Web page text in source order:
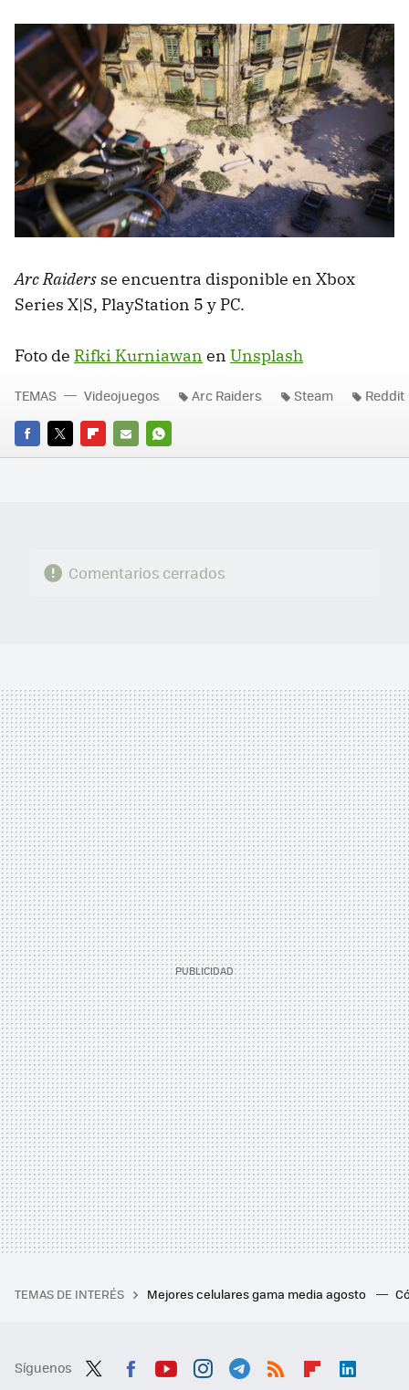
Arc Raiders se encuentra disponible en Xbox
Series X|S, PlayStation 5 y PC.
Foto de Rifki Kurniawan en Unsplash
FACEBOOK
TWITTERFLIPBOARD
E-
WHATSAPP
TEMAS Videojuegos Arc Raiders Steam Reddit
Comentarios cerrados
TEMAS DE INTERÉS Mejores celulares gama media agosto
Síguenos